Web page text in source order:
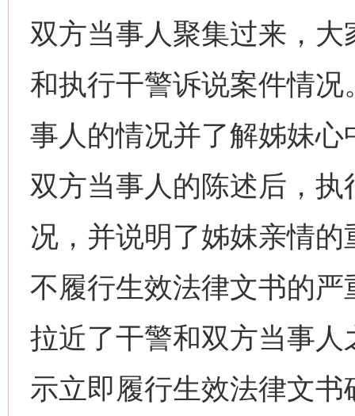
双方当事人聚集过来，
和执行干警诉说案件情
事人的情况并了解姊妹
双方当事人的陈述后，
况，并说明了姊妺亲情
不履行生效法律文书的
拉近了干警和双方当事
示立即履行生效法律文
网上购药对药下症？
这是一记警钟！ 谢